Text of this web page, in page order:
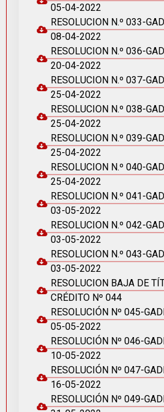
05-04-2022
RESOLUCION N.º 033-
08-04-2022
RESOLUCION N.º 036-
20-04-2022
RESOLUCION N.º 037-
25-04-2022
RESOLUCION N.º 038-
25-04-2022
RESOLUCION N.º 039-
25-04-2022
RESOLUCION N.º 040-
25-04-2022
RESOLUCION N.º 041-
03-05-2022
RESOLUCION N.º 042-
03-05-2022
RESOLUCION N.º 043-
03-05-2022
RESOLUCION BAJA DE
CRÉDITO Nº 044
RESOLUCIÓN Nº 045-
05-05-2022
RESOLUCIÓN Nº 046-
10-05-2022
RESOLUCIÓN Nº 047-
16-05-2022
RESOLUCIÓN Nº 049-